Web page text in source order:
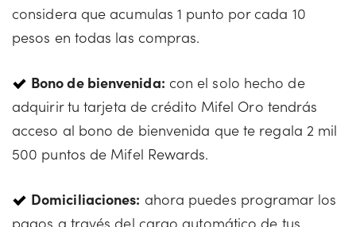
considera que acumulas 1 punto por cada 10
pesos en todas las compras.
Bono de bienvenida: con el solo hecho de
adquirir tu tarjeta de crédito Mifel Oro tendrás
acceso al bono de bienvenida que te regala 2 mil
500 puntos de Mifel Rewards.
Domiciliaciones: ahora puedes programar los
pagos a través del cargo automático de tus